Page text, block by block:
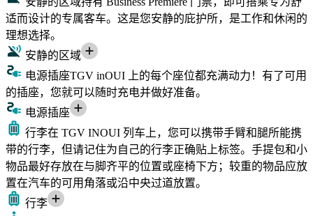
适而设计的专属客车。这是您安静的庇护所，是工作和休闲的
理想选择。
安静的区域
电源插座TGV inOUI 上的每个座位都充满动力！有了可用
的插座，您就可以随时充电并做好准备。
电源插座
行李在 TGV INOUI 列车上，您可以携带手臂和腿所能携
带的行李，但请记住为自己的行李正确贴上标签。手提包和小
物品最好存放在与脚齐平的位置或座椅下方；较重的物品应放
置在汽车的可用角落或沿中央过道放置。
行李